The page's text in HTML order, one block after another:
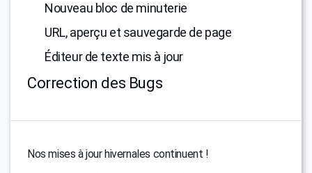
Nouveau bloc de minuterie
URL, aperçu et sauvegarde de page
Éditeur de texte mis à jour
Correction des Bugs
Nos mises à jour hivernales continuent !